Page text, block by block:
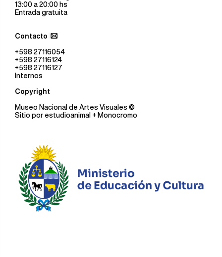
13:00 a 20:00 hs
Entrada gratuita
Contacto
+598 27116054
+598 27116124
+598 27116127
Internos
Copyright
Museo Nacional de Artes Visuales ©
Sitio por estudioanimal + Monocromo